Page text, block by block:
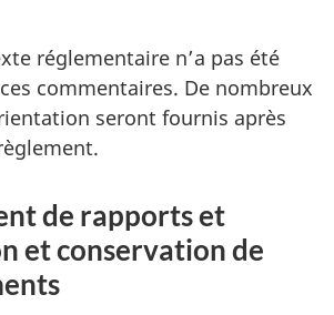
réglementaire n’a pas été
commentaires. De nombreux
seront fournis après
de rapports et
et conservation de